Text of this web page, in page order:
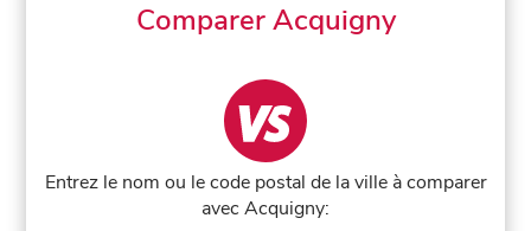
Comparer Acquigny
Entrez le nom ou le code postal de la ville à comparer
avec Acquigny: